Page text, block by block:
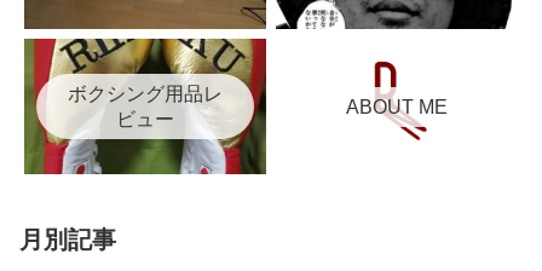
ボクシング用品レ
ビュー
ABOUT ME
月別記事